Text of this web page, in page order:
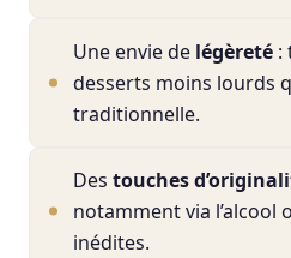
Une envie de légèreté :
desserts moins lourds
traditionnelle.
Des touches
notamment via l’alcool
inédites.